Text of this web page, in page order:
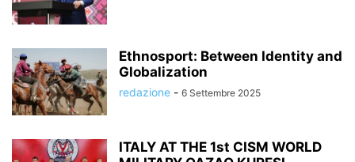
Ethnosport: Between Identity and
Globalization
redazione - 6 Settembre 2025
ITALY AT THE 1st CISM WORLD